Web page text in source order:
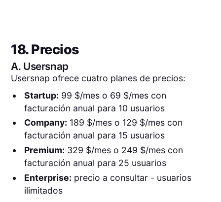
18. Precios
A. Usersnap
Usersnap ofrece cuatro planes de precios:
Startup: 99 $/mes o 69 $/mes con
facturación anual para 10 usuarios
Company: 189 $/mes o 129 $/mes con
facturación anual para 15 usuarios
Premium: 329 $/mes o 249 $/mes con
facturación anual para 25 usuarios
Enterprise: precio a consultar - usuarios
ilimitados